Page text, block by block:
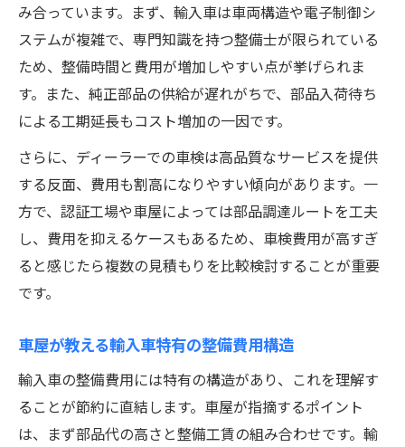
み合っています。まず、輸入車は車両構造や電子制御シ
ステムが複雑で、専門知識を持つ整備士が限られている
ため、整備時間と費用が増加しやすい点が挙げられま
す。また、純正部品の供給が遅れがちで、部品入荷待ち
による工期延長もコスト増加の一因です。
さらに、ディーラーでの車検は高品質なサービスを提供
する反面、費用も割高になりやすい傾向があります。一
方で、認証工場や車屋によっては部品調達ルートを工夫
し、費用を抑えるケースもあるため、車検費用が高すぎ
ると感じたら複数の見積もりを比較検討することが重要
です。
車屋が教える輸入車特有の整備費用構造
輸入車の整備費用には特有の構造があり、これを理解す
ることが節約に直結します。車屋が指摘するポイント
は、まず部品代の高さと整備工賃の組み合わせです。輸